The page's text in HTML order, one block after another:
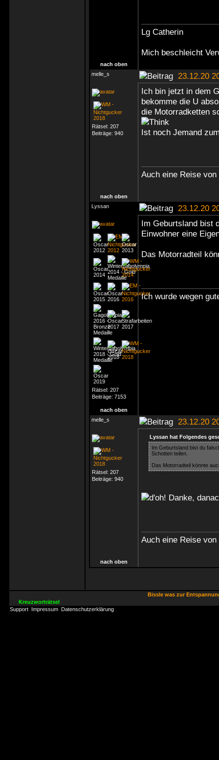
Lg Catherin
Mich beschleicht
nach oben
melle_s
23.12.20
Rätsel: 207
Beiträge: 940
Ich bin jetzt in dem
bekomme die U
die Motorradketten
Ist noch Jemand
Auch eine Reise
nach oben
Lyssan
23.12.20
Rätsel: 207
Beiträge: 7153
Im Geburtsland bist
Einwohner eine
Das Motorradteil
Ich wurde wegen
nach oben
melle_s
23.12.20
Rätsel: 207
Beiträge: 940
Lyssan hat Folgendes
Im Geburtsland bist du
Schotten teilen.
Das Motorradteil könnte
Danke,
Auch eine Reise
nach oben
Bissle was zur
Kreuzworträtsel
Support Impressum Datenschutzerklärung